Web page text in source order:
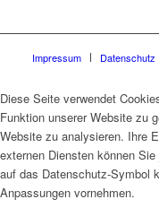
Impressum Datenschutz
Diese Seite verwendet
Funktion unserer Website zu
Website zu analysieren. Ihre
externen Diensten können
auf das Datenschutz-Symbol
Anpassungen vornehmen.